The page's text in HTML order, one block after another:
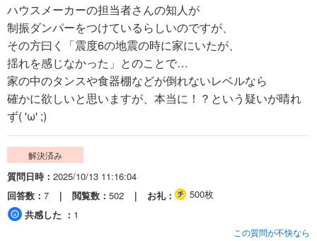
ハウスメーカーの担当者さんの知人が
制振ダンパーをつけているらしいのですが、
その方曰く「震度6の地震の時に家にいたが、
揺れを感じなかった」とのことで…
家の中のタンスや食器棚などが倒れないレベルなら
確かに欲しいと思いますが、本当に！？という疑いが晴れ
ず( 'ω' ;)
解決済み
質問日時
2025/10/13 11:16:04
回答数
7 閲覧数 502 お礼
500枚
共感した
1
この質問が不快なら